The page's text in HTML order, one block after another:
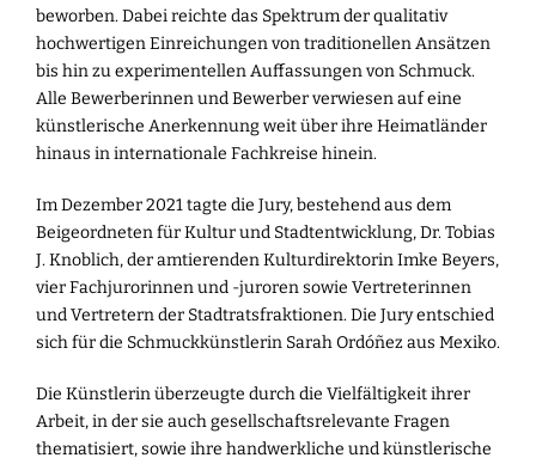
beworben. Dabei reichte das Spektrum der qualitativ
hochwertigen Einreichungen von traditionellen Ansätzen
bis hin zu experimentellen Auffassungen von Schmuck.
Alle Bewerberinnen und Bewerber verwiesen auf eine
künstlerische Anerkennung weit über ihre Heimatländer
hinaus in internationale Fachkreise hinein.
Im Dezember 2021 tagte die Jury, bestehend aus dem
Beigeordneten für Kultur und Stadtentwicklung, Dr. Tobias
J. Knoblich, der amtierenden Kulturdirektorin Imke Beyers,
vier Fachjurorinnen und -juroren sowie Vertreterinnen
und Vertretern der Stadtratsfraktionen. Die Jury entschied
sich für die Schmuckkünstlerin Sarah Ordóñez aus Mexiko.
Die Künstlerin überzeugte durch die Vielfältigkeit ihrer
Arbeit, in der sie auch gesellschaftsrelevante Fragen
thematisiert, sowie ihre handwerkliche und künstlerische